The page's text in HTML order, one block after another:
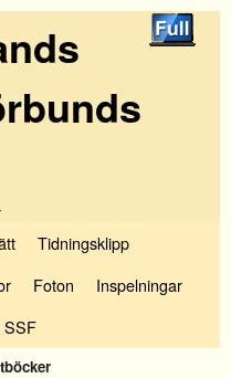
Tidningsklipp
Foton
Inspelningar
SSF